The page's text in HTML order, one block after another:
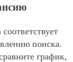
поиска.
график,